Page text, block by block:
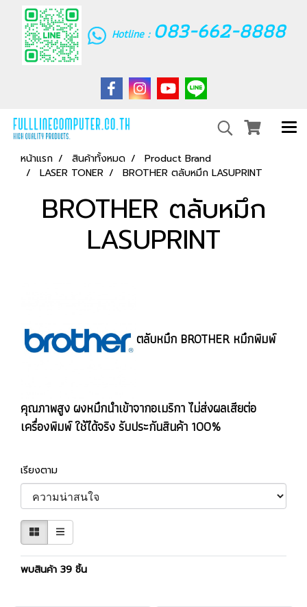
Hotline : 083-662-8888
หน้าแรก สินค้าทั้งหมด
Product Brand
LASER TONER
BROTHER ตลับหมึก LASUPRINT
BROTHER ตลับหมึก
LASUPRINT
ตลับหมึก BROTHER หมึกพิมพ์
คุณภาพสูง ผงหมึกนำเข้าจากอเมริกา ไม่ส่งผลเสียต่อ
เครื่องพิมพ์ ใช้ได้จริง รับประกันสินค้า 100%
เรียงตาม
พบสินค้า 39 ชิ้น